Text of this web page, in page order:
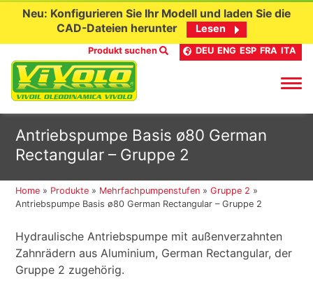
content
Neu: Konfigurieren Sie Ihr Modell und laden Sie die
CAD-Dateien herunter
Lesen
Produkt suchen DEU ENG ESP FRA ITA
Antriebspumpe Basis ø80 German
Rectangular – Gruppe 2
Home » Produkte » Mehrfachpumpenstufen »Gruppe 2 »
Antriebspumpe Basis ø80 German Rectangular – Gruppe 2
Hydraulische Antriebspumpe mit außenverzahnten
Zahnrädern aus Aluminium, German Rectangular, der
Gruppe 2 zugehörig.